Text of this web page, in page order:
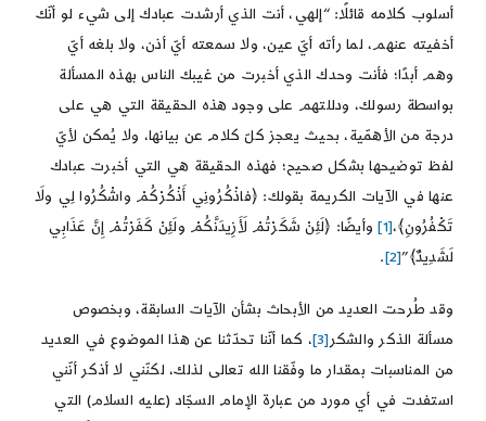
أسلوب كلامه قائلًا: “إلهي، أنت الذي أرشدت عبادك إلى شيء لو أنّك
أخفيته عنهم، لما رأته أيّ عين، ولا سمعته أيّ أذن، ولا بلغه أيّ
وهم أبدًا؛ فأنت وحدك الذي أخبرت من غيبك الناس بهذه المسألة
بواسطة رسولك، ودللتهم على وجود هذه الحقيقة التي هي على
درجة من الأهمّية، بحيث يعجز كلّ كلام عن بيانها، ولا يُمكن لأيّ
لفظ توضيحها بشكل صحيح؛ فهذه الحقيقة هي التي أخبرت عبادك
عنها في الآيات الكريمة بقولك: ﴿فاذْكُرُونِي أَذْكُرْكُمْ واشْكُرُوا لِي ولَا
تَكْفُرُونِ﴾،[1]
وأيضًا: ﴿لَئِنْ شَكَرْتُمْ لَأَزِيدَنَّكُمْ ولَئِنْ كَفَرْتُمْ إِنَّ عَذَابِي
لَشَدِيدٌ﴾”[2]
.
وقد طُرحت العديد من الأبحاث بشأن الآيات السابقة، وبخصوص
مسألة الذكر والشكر [3]
، كما أنّنا تحدّثنا عن هذا الموضوع في العديد
من المناسبات بمقدار ما وفّقنا الله تعالى لذلك، لكنّني لا أذكر أنّني
استفدت في أي مورد من عبارة الإمام السجّاد (عليه السلام) التي